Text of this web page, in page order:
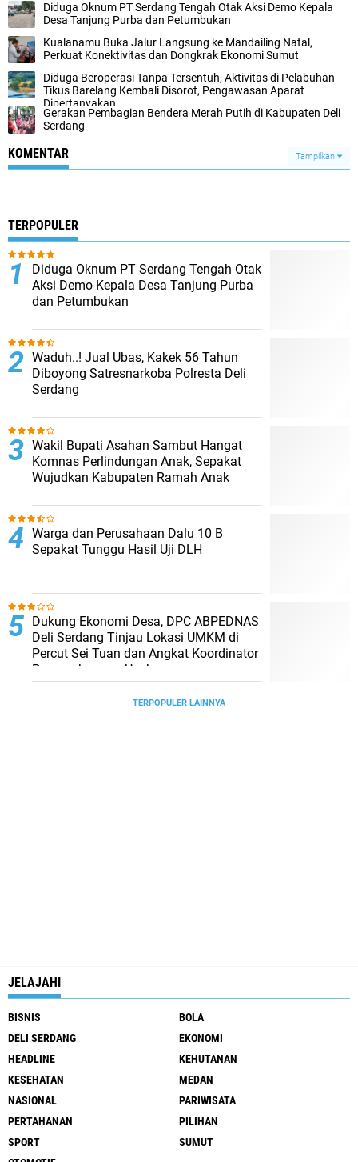
Diduga Oknum PT Serdang Tengah Otak Aksi Demo Kepala
Desa Tanjung Purba dan Petumbukan
Kualanamu Buka Jalur Langsung ke Mandailing Natal,
Perkuat Konektivitas dan Dongkrak Ekonomi Sumut
Diduga Beroperasi Tanpa Tersentuh, Aktivitas di Pelabuhan
Tikus Barelang Kembali Disorot, Pengawasan Aparat
Dipertanyakan
Gerakan Pembagian Bendera Merah Putih di Kabupaten Deli
Serdang
KOMENTAR Tampilkan
TERPOPULER
Diduga Oknum PT Serdang Tengah Otak
Aksi Demo Kepala Desa Tanjung Purba
dan Petumbukan
Waduh..! Jual Ubas, Kakek 56 Tahun
Diboyong Satresnarkoba Polresta Deli
Serdang
Wakil Bupati Asahan Sambut Hangat
Komnas Perlindungan Anak, Sepakat
Wujudkan Kabupaten Ramah Anak
Warga dan Perusahaan Dalu 10 B
Sepakat Tunggu Hasil Uji DLH
Dukung Ekonomi Desa, DPC ABPEDNAS
Deli Serdang Tinjau Lokasi UMKM di
Percut Sei Tuan dan Angkat Koordinator
Pengembangan Usaha
TERPOPULER LAINNYA
JELAJAHI
BISNIS
BOLA
DELI SERDANG
EKONOMI
HEADLINE
KEHUTANAN
KESEHATAN
MEDAN
NASIONAL
PARIWISATA
PERTAHANAN
PILIHAN
SPORT
SUMUT